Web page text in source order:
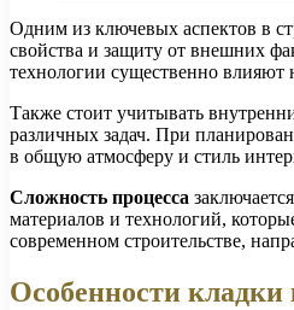
Одним из ключевых аспектов в
свойства и защиту от внешних
технологии существенно влияют
Также стоит учитывать
различных задач. При
в общую атмосферу и стиль
Сложность процесса
материалов и технологий,
современном строительстве,
Особенности